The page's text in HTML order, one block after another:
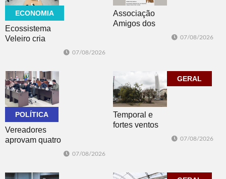
ECONOMIA
Ecossistema
Veleiro cria
cidade
globalmente
conectada
07/08/2026
Associação
Amigos dos
07/08/2026
POLÍTICA
Vereadores
aprovam quatro
07/08/2026
GERAL
Temporal e
fortes ventos
07/08/2026